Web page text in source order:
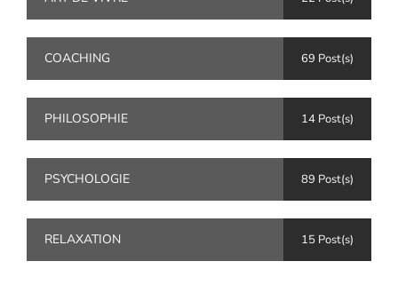
COACHING 69 Post(s)
PHILOSOPHIE 14 Post(s)
PSYCHOLOGIE 89 Post(s)
RELAXATION 15 Post(s)